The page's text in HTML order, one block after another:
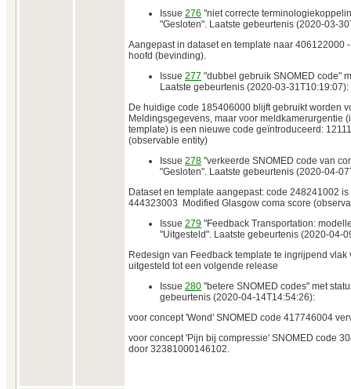
Issue 276 "niet correcte
"Gesloten". Laatste gebeurtenis (2020-03-
Aangepast in dataset en template naar 406122000
hoofd (bevinding).
Issue 277 "dubbel gebruik SNOMED code"
Laatste gebeurtenis (2020-03-31T10:19:07):
De huidige code 185406000 blijft gebruikt worden
Meldingsgegevens, maar voor meldkamerurgentie
template) is een nieuwe code geïntroduceerd:
(observable entity)
Issue 278 "verkeerde SNOMED code van
"Gesloten". Laatste gebeurtenis (2020-04-
Dataset en template aangepast: code 248241002
444323003 Modified Glasgow coma score
Issue 279 "Feedback Transportation:
"Uitgesteld". Laatste gebeurtenis (2020-04-
Redesign van Feedback template te ingrijpend
uitgesteld tot een volgende release
Issue 280 "betere SNOMED codes" met
gebeurtenis (2020-04-14T14:54:26):
voor concept 'Wond' SNOMED code 417746004
voor concept 'Pijn bij compressie' SNOMED code
door 32381000146102.